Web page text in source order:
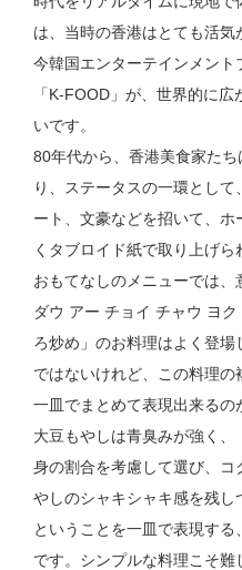
は、当時の香港はとても活気
今韓国エンターテインメン
「K-FOOD」が、世界的に
いです。
80年代から、香港美食家た
り、ステータスの一環とし
ート、文豪などを招いて、ホ
くタブロイド紙で取り上げら
おもてなしのメニューでは
ダウ アー チョイ チャウ ヨ
ろ炒め」のお料理はよく登
ではないけれど、この料理
一皿でまとめて表現出来るの
大豆もやしは青臭みが強く
身の割合を考慮して選び、
やしのシャキシャキ感を残し
ということを一皿で表現す
です。シンプルな料理こそ難